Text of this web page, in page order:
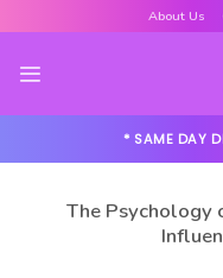
to
About Us
* SAME DAY
The Psychology